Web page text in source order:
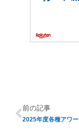
前の記事